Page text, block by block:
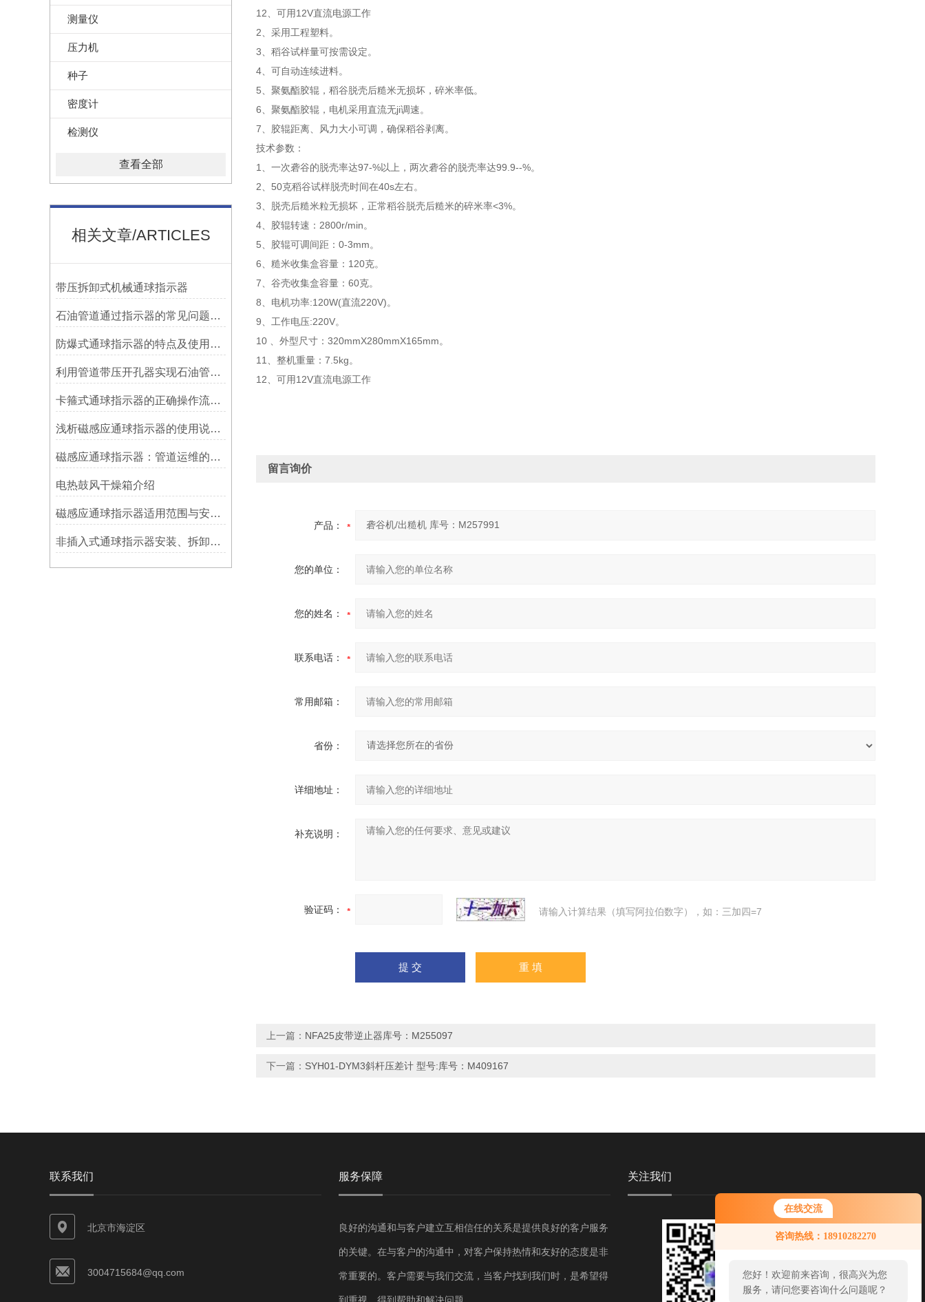
在线交流
咨询热线：18910282270
您好！欢迎前来咨询，很高兴为您
服务，请问您要咨询什么问题呢？
测量仪
压力机
种子
密度计
检测仪
查看全部
相关文章/ARTICLES
带压拆卸式机械通球指示器
石油管道通过指示器的常见问题及解决方式
防爆式通球指示器的特点及使用方法
利用管道带压开孔器实现石油管道通过指示器的在线维修
卡箍式通球指示器的正确操作流程介绍
浅析磁感应通球指示器的使用说明及特点
磁感应通球指示器：管道运维的隐形守护者
电热鼓风干燥箱介绍
磁感应通球指示器适用范围与安装方法
非插入式通球指示器安装、拆卸灵活方便
12、可用12V直流电源工作
2、采用工程塑料。
3、稻谷试样量可按需设定。
4、可自动连续进料。
5、聚氨酯胶辊，稻谷脱壳后糙米无损坏，碎米率低。
6、聚氨酯胶辊，电机采用直流无ji调速。
7、胶辊距离、风力大小可调，确保稻谷剥离。
技术参数：
1、一次砻谷的脱壳率达97-%以上，两次砻谷的脱壳率达99.9--%。
2、50克稻谷试样脱壳时间在40s左右。
3、脱壳后糙米粒无损坏，正常稻谷脱壳后糙米的碎米率<3%。
4、胶辊转速：2800r/min。
5、胶辊可调间距：0-3mm。
6、糙米收集盒容量：120克。
7、谷壳收集盒容量：60克。
8、电机功率:120W(直流220V)。
9、工作电压:220V。
10 、外型尺寸：320mmX280mmX165mm。
11、整机重量：7.5kg。
12、可用12V直流电源工作
留言询价
产品：
您的单位：
您的姓名：
联系电话：
常用邮箱：
省份：
详细地址：
补充说明：
验证码： 请输入计算结果（填写阿拉伯数字），如：三加四=7
上一篇： NFA25皮带逆止器库号：M255097
下一篇： SYH01-DYM3斜杆压差计 型号:库号：M409167
联系我们
北京市海淀区
3004715684@qq.com
服务保障
良好的沟通和与客户建立互相信任的关系是提供良好的客户服务
的关键。在与客户的沟通中，对客户保持热情和友好的态度是非
常重要的。客户需要与我们交流，当客户找到我们时，是希望得
关注我们